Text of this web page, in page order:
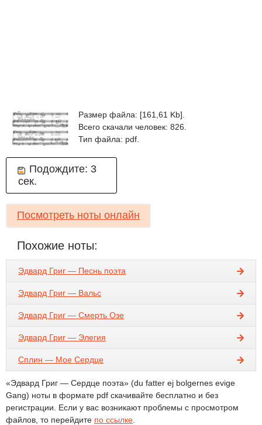
Размер файла: [161,61 Kb].
Всего скачали человек: 826.
Тип файла: pdf.
Подождите: 3
сек.
Посмотреть ноты онлайн
Похожие ноты:
Эдвард Григ — Песнь поэта
Эдвард Григ — Вальс
Эдвард Григ — Смерть Озе
Эдвард Григ — Элегия
Сплин — Мое Сердце
«Эдвард Григ — Сердце поэта» (du fatter ej bolgernes evige
Gang) ноты в формате pdf скачивайте бесплатно и без
регистрации. Если у вас возникают проблемы с просмотром
файлов, то перейдите по ссылке